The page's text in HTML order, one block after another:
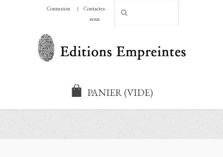
Connexion
Contactez-
nous
PANIER(VIDE)